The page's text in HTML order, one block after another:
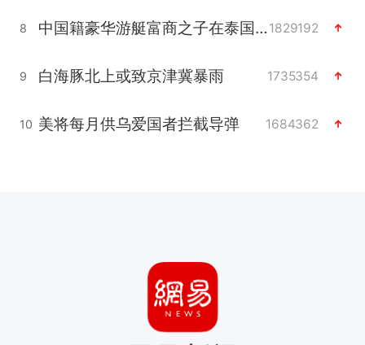
8 中国籍豪华游艇富商之子在泰国被杀1829192
9 白海豚北上或致京津冀暴雨 1735354
10 美将每月供乌爱国者拦截导弹 1684362